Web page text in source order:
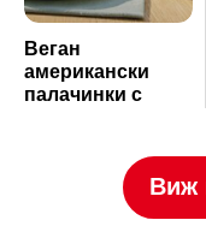
Ако ти